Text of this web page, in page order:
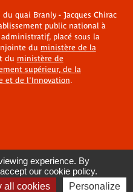
du quai Branly - Jacques Chirac
public national à
administratif, placé sous la
du ministère de la
du ministère de
supérieur, de la
et de l'Innovation.
experience. By
our cookie policy.
all cookies Personalize